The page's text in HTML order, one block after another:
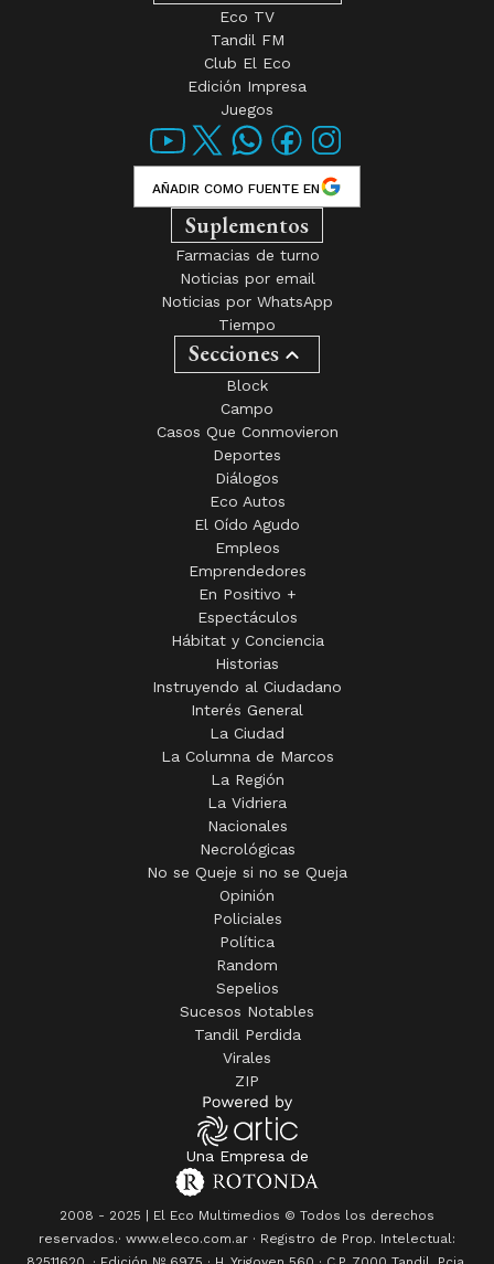
Eco TV
Tandil FM
Club El Eco
Edición Impresa
Juegos
AÑADIR COMO FUENTE EN
Suplementos
Farmacias de turno
Noticias por email
Noticias por WhatsApp
Tiempo
Secciones
Block
Campo
Casos Que Conmovieron
Deportes
Diálogos
Eco Autos
El Oído Agudo
Empleos
Emprendedores
En Positivo +
Espectáculos
Hábitat y Conciencia
Historias
Instruyendo al Ciudadano
Interés General
La Ciudad
La Columna de Marcos
La Región
La Vidriera
Nacionales
Necrológicas
No se Queje si no se Queja
Opinión
Policiales
Política
Random
Sepelios
Sucesos Notables
Tandil Perdida
Virales
ZIP
Una Empresa de
2008 - 2025 | El Eco Multimedios © Todos los derechos
reservados.· www.eleco.com.ar · Registro de Prop. Intelectual: